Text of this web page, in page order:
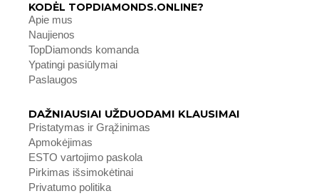
KODĖL TOPDIAMONDS.ONLINE?
Apie mus
Naujienos
TopDiamonds komanda
Ypatingi pasiūlymai
Paslaugos
DAŽNIAUSIAI UŽDUODAMI KLAUSIMAI
Pristatymas ir Grąžinimas
Apmokėjimas
ESTO vartojimo paskola
Pirkimas išsimokėtinai
Privatumo politika